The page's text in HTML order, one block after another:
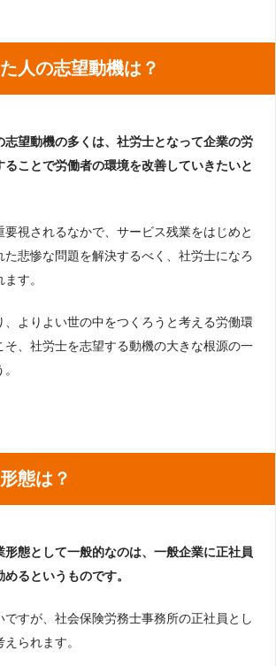
人の志望動機は？
志望動機の多くは、社労士となって企業の労
ることで労働者の環境を改善していきたいと
視されるなかで、サービス残業をはじめと
た悲惨な問題を解決するべく、社労士になろ
す。
、よりよい世の中をつくろうと考える労働環
そ、社労士を志望する動機の大きな根源の一
態は？
形態として一般的なのは、一般企業に正社員
るというものです。
ですが、社会保険労務士事務所の正社員とし
られます。